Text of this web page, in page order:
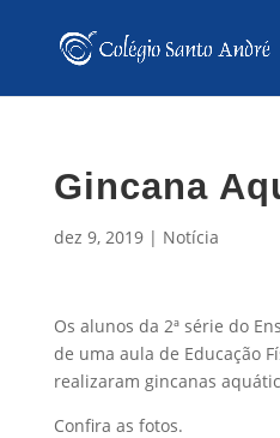
Gincana
dez 9, 2019| Notícia
Os alunos da 2ª série do
de uma aula de Educação
realizaram gincanas
Confira as fotos.